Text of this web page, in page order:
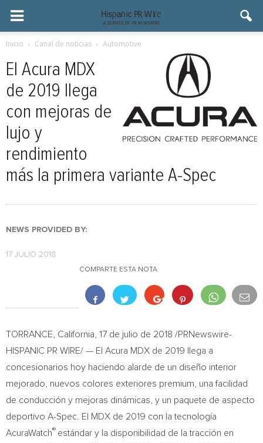
Inicio Canal de noticias Automotive
El Acura MDX
de 2019 llega
con mejoras de
lujo y
rendimiento
más la primera variante A-Spec
NEWS PROVIDED BY:
17 JULIO 2018
COMPARTE ESTA NOTA
TORRANCE, California , 17 de julio de 2018 /PRNewswire-
HISPANIC PR WIRE/ — El Acura MDX de 2019 llega a
concesionarios hoy haciendo alarde de un diseño interior
mejorado, nuevos colores exteriores premium, una facilidad
de conducción y mejoras dinámicas, y un paquete de aspecto
deportivo A-Spec. El MDX de 2019 con la tecnología
AcuraWatch® estándar y la disponibilidad de la tracción en